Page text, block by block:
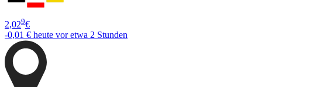
2,029€
-0,01 € heute vor etwa 2 Stunden